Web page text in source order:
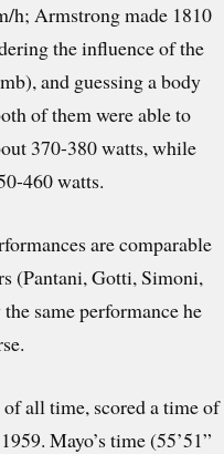
h; Armstrong made 1810
the influence of the
and guessing a body
of them were able to
370-380 watts, while
460 watts.
are comparable
(Pantani, Gotti, Simoni,
same performance he
all time, scored a time of
Mayo’s time (55’51”